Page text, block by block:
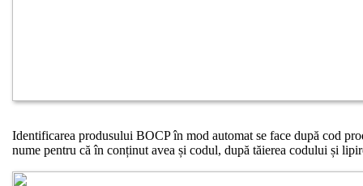
Identificarea produsului BOCP în mod automat se face după cod
nume pentru că în conținut avea și codul, după tăierea codului și